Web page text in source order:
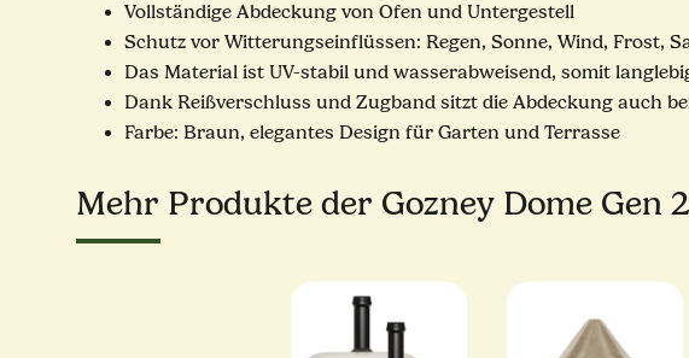
Vollständige Abdeckung von Ofen und Untergestell
Schutz vor Witterungseinflüssen: Regen, Sonne, Wind, Frost,
Das Material ist UV-stabil und wasserabweisend, somit
Dank Reißverschluss und Zugband sitzt die Abdeckung auch
Farbe: Braun, elegantes Design für Garten und Terrasse
Mehr Produkte der Gozney Dome Gen